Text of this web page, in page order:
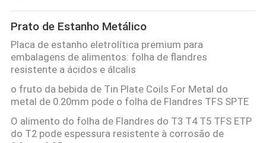
Prato de Estanho Metálico
Placa de estanho eletrolítica premium para
embalagens de alimentos: folha de flandres
resistente a ácidos e álcalis
o fruto da bebida de Tin Plate Coils For Metal do
metal de 0.20mm pode o folha de Flandres TFS SPTE
O alimento do folha de Flandres do T3 T4 T5 TFS ETP
do T2 pode espessura resistente à corrosão de